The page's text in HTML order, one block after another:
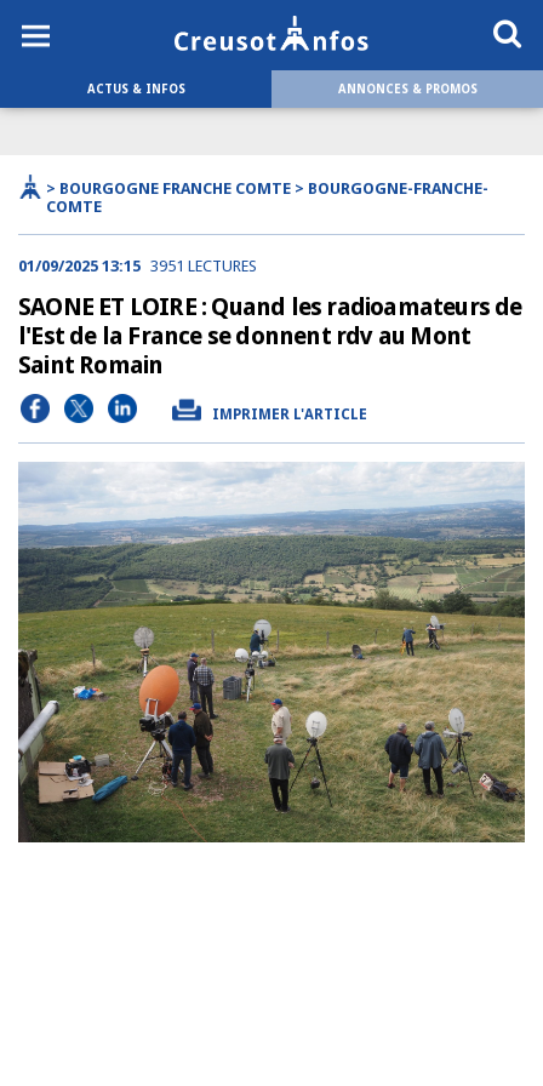
ACTUS & INFOS ANNONCES & PROMOS
> BOURGOGNE FRANCHE COMTE > BOURGOGNE-FRANCHE-
COMTE
01/09/2025 13:15 3951 LECTURES
SAONE ET LOIRE : Quand les radioamateurs de
l'Est de la France se donnent rdv au Mont
Saint Romain
IMPRIMER L'ARTICLE